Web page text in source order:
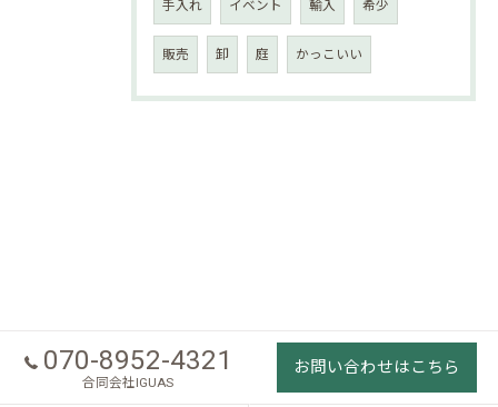
手入れ イベント 輸入 希少
販売 卸 庭 かっこいい
070-8952-4321
合同会社IGUAS
お問い合わせはこちら